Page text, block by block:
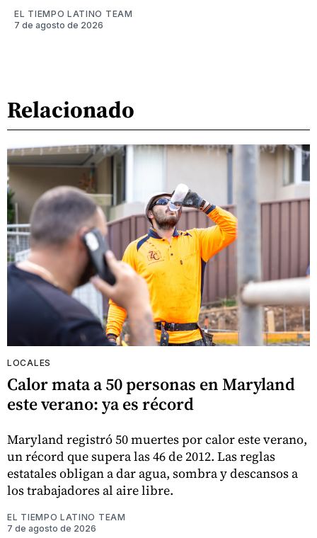
EL TIEMPO LATINO TEAM
7 de agosto de 2026
Relacionado
LOCALES
Calor mata a 50 personas en Maryland
este verano: ya es récord
Maryland registró 50 muertes por calor este verano,
un récord que supera las 46 de 2012. Las reglas
estatales obligan a dar agua, sombra y descansos a
los trabajadores al aire libre.
EL TIEMPO LATINO TEAM
7 de agosto de 2026